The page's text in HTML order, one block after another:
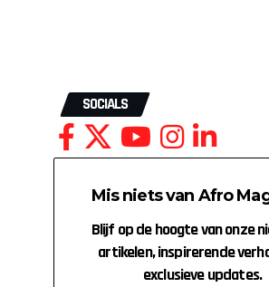
SOCIALS
Mis niets van Afro
Blijf op de hoogte van onze
artikelen, inspirerende
exclusieve updates.